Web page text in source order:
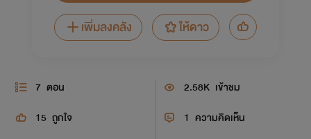
เพิ่มลงคลัง
ให้ดาว
7 ตอน 2.58K เข้าชม
15 ถูกใจ 1 ความคิดเห็น